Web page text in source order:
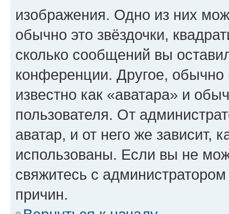
изображения. Одно из них
обычно это звёздочки,
сколько сообщений вы
конференции. Другое,
известно как «аватара» и
пользователя. От
аватар, и от него же зависит,
использованы. Если вы не
свяжитесь с
причин.